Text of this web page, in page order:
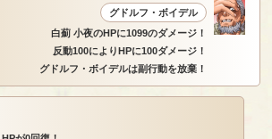
グドルフ・ボイデル
白薊 小夜のHPに1099のダメージ！
反動100によりHPに100ダメージ！
グドルフ・ボイデルは副行動を放棄！